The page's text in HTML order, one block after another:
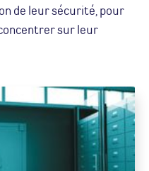
de leur sécurité, pour
sur leur